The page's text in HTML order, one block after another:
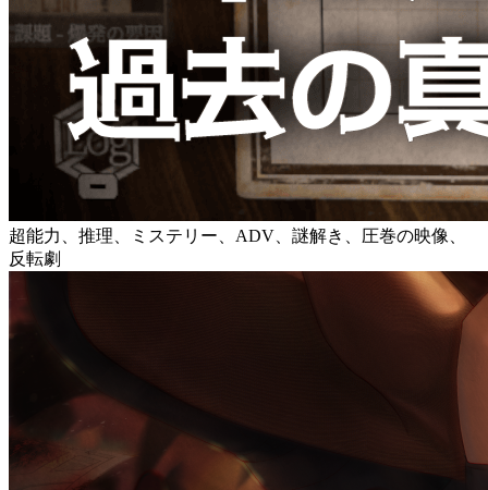
超能力、推理、ミステリー、ADV、謎解き、圧巻の映像、
反転劇